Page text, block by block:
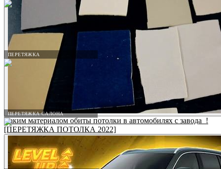
ПЕРЕТЯЖКА
ПЕРЕТЯЖКА САЛОНА
Каким материалом обиты потолки в автомобилях с завода_!
[ПЕРЕТЯЖКА ПОТОЛКА 2022]